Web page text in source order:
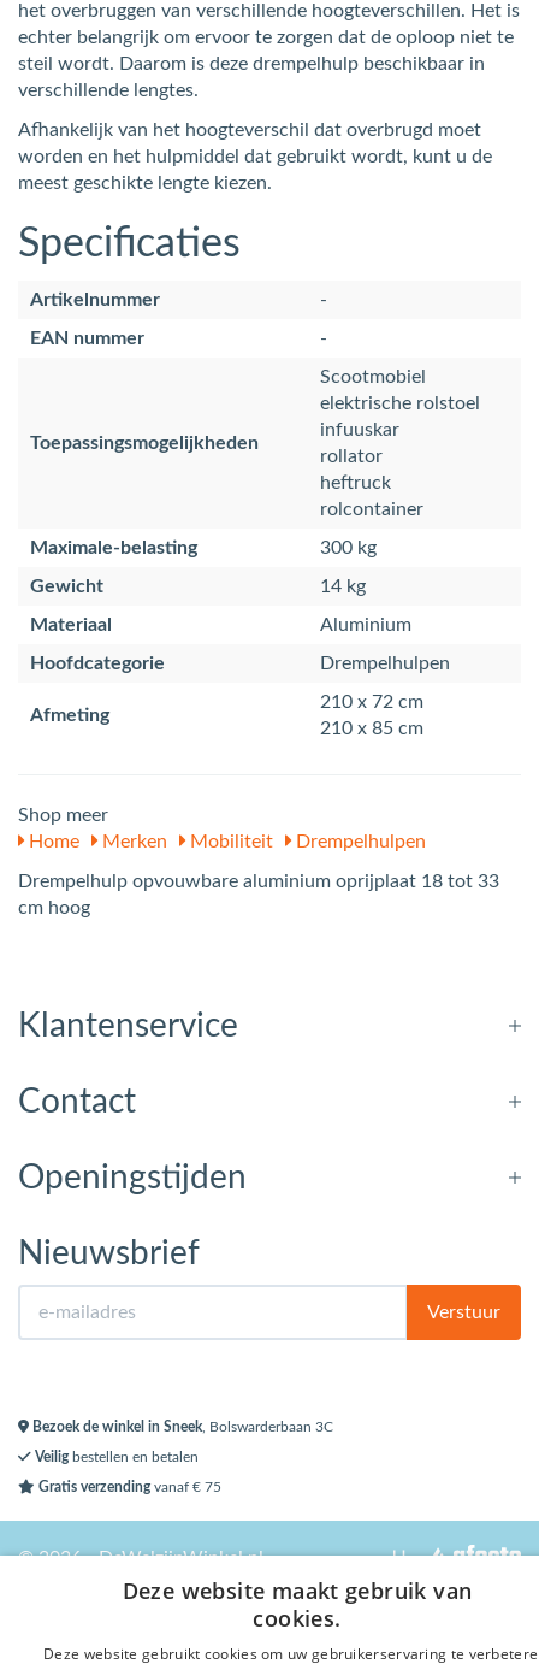
het overbruggen van verschillende hoogteverschillen. Het is
echter belangrijk om ervoor te zorgen dat de oploop niet te
steil wordt. Daarom is deze drempelhulp beschikbaar in
verschillende lengtes.
Afhankelijk van het hoogteverschil dat overbrugd moet
worden en het hulpmiddel dat gebruikt wordt, kunt u de
meest geschikte lengte kiezen.
Specificaties
Artikelnummer
-
EAN nummer
-
Toepassingsmogelijkheden
Scootmobiel
elektrische rolstoel
infuuskar
rollator
heftruck
rolcontainer
Maximale-belasting
300 kg
Gewicht
14 kg
Materiaal
Aluminium
Hoofdcategorie
Drempelhulpen
Afmeting
210 x 72 cm
210 x 85 cm
Shop meer
Home
Merken Mobiliteit Drempelhulpen
Drempelhulp opvouwbare aluminium oprijplaat 18 tot 33
cm hoog
Klantenservice
Contact
Openingstijden
Nieuwsbrief
Verstuur
Bezoek de winkel in Sneek , Bolswarderbaan 3C
Veiligbestellen en betalen
Gratis verzendingvanaf € 75
© 2026 - DeWelzijnWinkel.nl
Deze website maakt gebruik van
cookies.
Deze website gebruikt cookies om uw gebruikerservaring te